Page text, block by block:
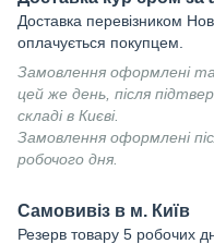
Доставка перевізником
оплачується покупцем.
Замовлення оформлені та
цей же день, після
складі в Києві.
Замовлення оформлені
робочого дня.
Самовивіз в м. Київ
Резерв товару 5 робочих